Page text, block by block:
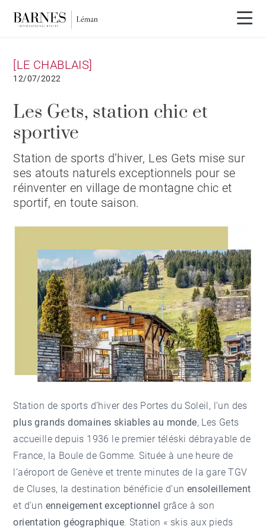
[LE CHABLAIS]
12/07/2022
Les Gets, station chic et
sportive
Station de sports d’hiver, Les Gets mise sur
ses atouts naturels exceptionnels pour se
réinventer en village de montagne chic et
sportif, en toute saison.
Station de sports d’hiver des Portes du Soleil, l’un des
plus grands domaines skiables au monde, Les Gets
accueille depuis 1936 le premier téléski débrayable de
France, la Boule de Gomme. Située à une heure de
l’aéroport de Genève et trente minutes de la gare TGV
de Cluses, la destination bénéficie d’un ensoleillement
et d’un enneigement exceptionnel grâce à son
orientation géographique. Station « skis aux pieds